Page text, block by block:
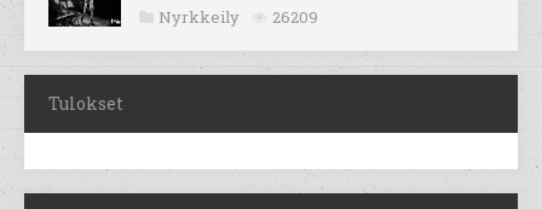
Nyrkkeily 26209
Tulokset